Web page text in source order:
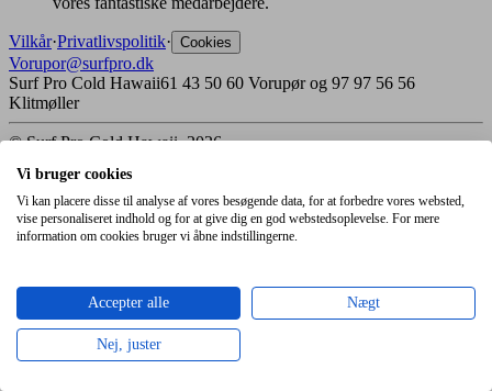
Vilkår·Privatlivspolitik· Cookies
Vorupor@surfpro.dk
Surf Pro Cold Hawaii61 43 50 60 Vorupør og 97 97 56 56
Klitmøller
© Surf Pro Cold Hawaii, 2026
Vi bruger cookies
Vi kan placere disse til analyse af vores besøgende data, for at forbedre vores websted,
vise personaliseret indhold og for at give dig en god webstedsoplevelse. For mere
information om cookies bruger vi åbne indstillingerne.
Accepter alle Nægt
Nej, juster